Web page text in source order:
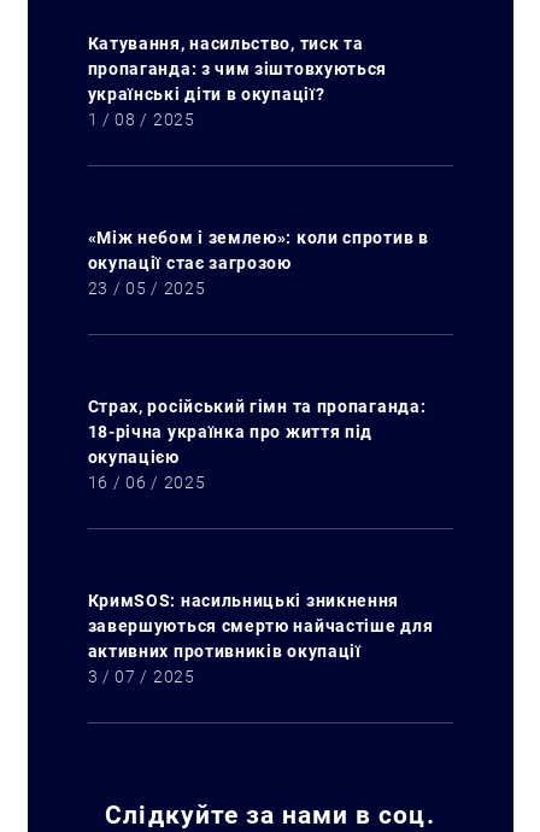
Катування, насильство, тиск та
пропаганда: з чим зіштовхуються
українські діти в окупації?
1 / 08 / 2025
«Між небом і землею»: коли спротив в
окупації стає загрозою
23 / 05 / 2025
Страх, російський гімн та пропаганда:
18-річна українка про життя під
окупацією
16 / 06 / 2025
КримSOS: насильницькі зникнення
завершуються смертю найчастіше для
активних противників окупації
3 / 07 / 2025
Слідкуйте за нами в соц.